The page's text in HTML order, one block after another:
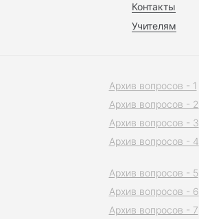
Контакты
Учителям
Архив вопросов - 1
Архив вопросов - 2
Архив вопросов - 3
Архив вопросов - 4
Архив вопросов - 5
Архив вопросов - 6
Архив вопросов - 7